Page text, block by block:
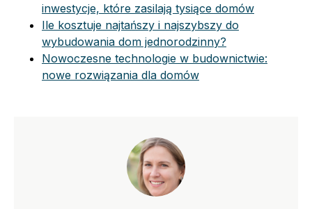
inwestycje, które zasilają tysiące domów
Ile kosztuje najtańszy i najszybszy do
wybudowania dom jednorodzinny?
Nowoczesne technologie w budownictwie:
nowe rozwiązania dla domów